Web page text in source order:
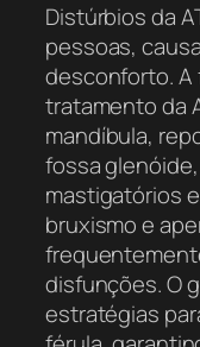
Distúrbios da
pessoas,
desconforto. A
tratamento da
mandíbula,
fossa
mastigatórios
bruxismo e
disfunções. O
estratégias